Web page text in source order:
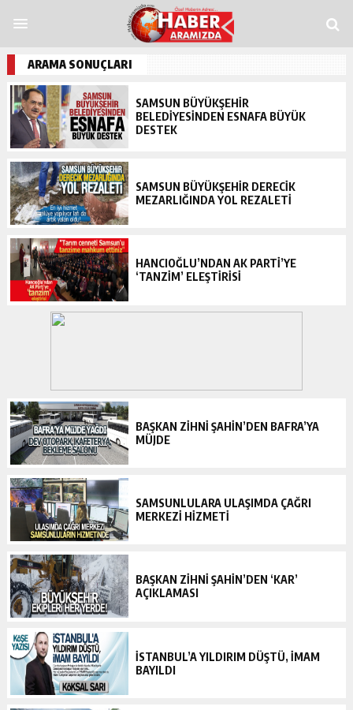
Casino SpinograndpashabetJojobet
ARAMA SONUÇLARI
SAMSUN BÜYÜKŞEHİR
BELEDİYESİNDEN ESNAFA BÜYÜK
DESTEK
SAMSUN BÜYÜKŞEHİR DERECİK
MEZARLIĞINDA YOL REZALETİ
HANCIOĞLU’NDAN AK PARTI’YE
‘TANZIM’ ELEŞTIRISI
BAŞKAN ZIHNI ŞAHIN’DEN BAFRA’YA
MÜJDE
SAMSUNLULARA ULAŞIMDA ÇAĞRI
MERKEZI HIZMETI
BAŞKAN ZIHNI ŞAHIN’DEN ‘KAR’
AÇIKLAMASI
İSTANBUL’A YILDIRIM DÜŞTÜ, İMAM
BAYILDI